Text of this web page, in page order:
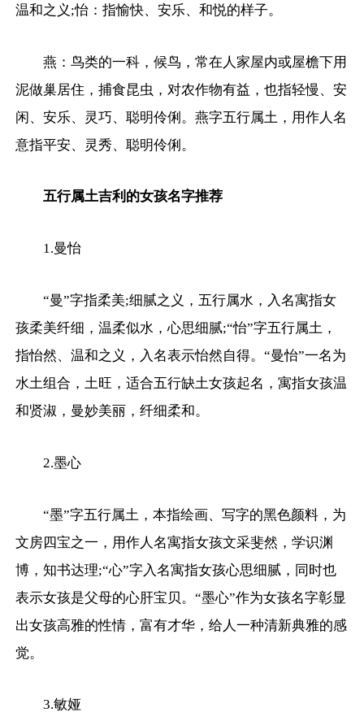
温和之义;怡：指愉快、安乐、和悦的样子。
燕：鸟类的一科，候鸟，常在人家屋内或屋檐下用
泥做巢居住，捕食昆虫，对农作物有益，也指轻慢、安
闲、安乐、灵巧、聪明伶俐。燕字五行属土，用作人名
意指平安、灵秀、聪明伶俐。
五行属土吉利的女孩名字推荐
1.曼怡
“曼”字指柔美;细腻之义，五行属水，入名寓指女
孩柔美纤细，温柔似水，心思细腻;“怡”字五行属土，
指怡然、温和之义，入名表示怡然自得。“曼怡”一名为
水土组合，土旺，适合五行缺土女孩起名，寓指女孩温
和贤淑，曼妙美丽，纤细柔和。
2.墨心
“墨”字五行属土，本指绘画、写字的黑色颜料，为
文房四宝之一，用作人名寓指女孩文采斐然，学识渊
博，知书达理;“心”字入名寓指女孩心思细腻，同时也
表示女孩是父母的心肝宝贝。“墨心”作为女孩名字彰显
出女孩高雅的性情，富有才华，给人一种清新典雅的感
觉。
3.敏娅